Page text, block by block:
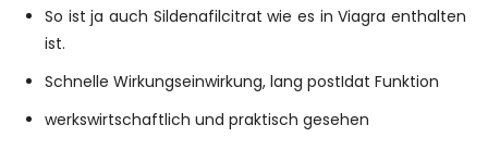
So ist ja auch Sildenafilcitrat wie es in Viagra enthalten
ist.
Schnelle Wirkungseinwirkung, lang postIdat Funktion
werkswirtschaftlich und praktisch gesehen